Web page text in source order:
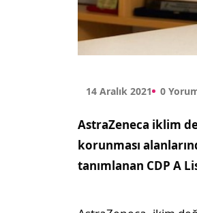
14 Aralık 2021 0
AstraZeneca iklim
korunması
tanımlanan CDP A